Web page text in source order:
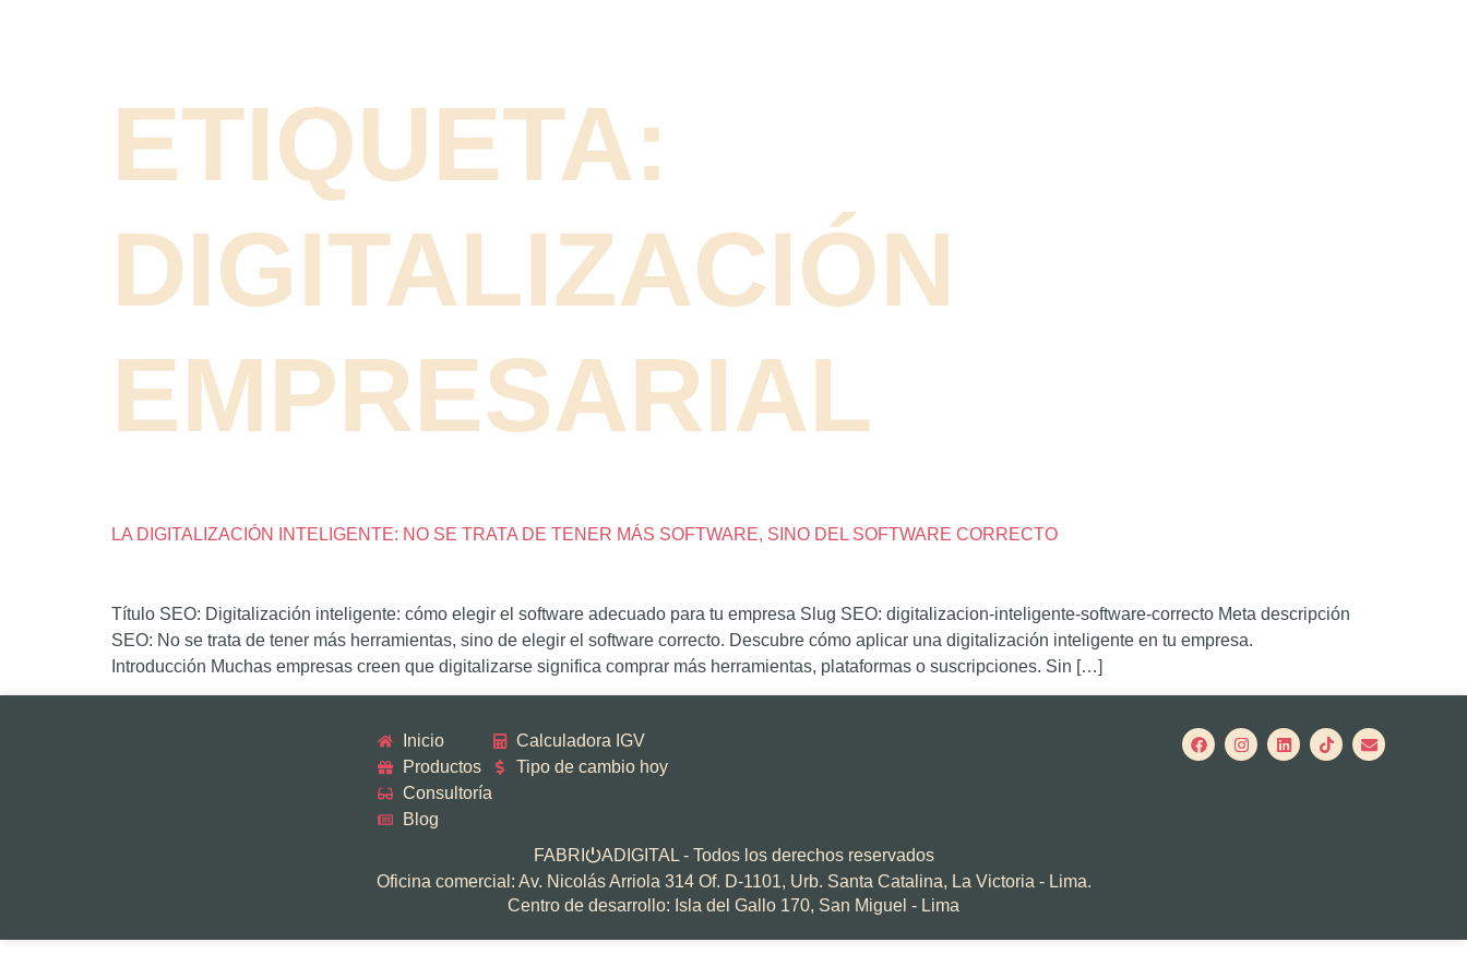
ETIQUETA:
DIGITALIZACIÓN
EMPRESARIAL
LA DIGITALIZACIÓN INTELIGENTE: NO SE TRATA DE TENER MÁS SOFTWARE, SINO DEL SOFTWARE CORRECTO
Título SEO: Digitalización inteligente: cómo elegir el software adecuado para tu empresa Slug SEO: digitalizacion-inteligente-software-correcto Meta descripción
SEO: No se trata de tener más herramientas, sino de elegir el software correcto. Descubre cómo aplicar una digitalización inteligente en tu empresa.
Introducción Muchas empresas creen que digitalizarse significa comprar más herramientas, plataformas o suscripciones. Sin […]
Inicio
Productos
Consultoría
Blog
Calculadora IGV
Tipo de cambio hoy
FABRI ⏻ADIGITAL - Todos los derechos reservados
Oficina comercial: Av. Nicolás Arriola 314 Of. D-1101, Urb. Santa Catalina, La Victoria - Lima.
Centro de desarrollo: Isla del Gallo 170, San Miguel - Lima